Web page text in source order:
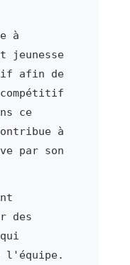
à
jeunesse
afin de
ce
à
par son
des
l'équipe.